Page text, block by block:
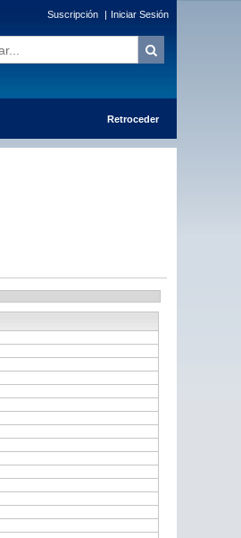
Suscripción | Iniciar Sesión
Retroceder